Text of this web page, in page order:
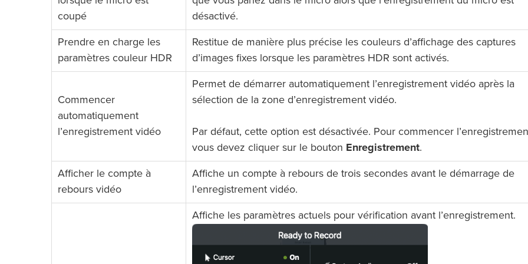
coupé
désactivé.
Prendre en charge les
paramètres couleur HDR
Restitue de manière plus précise les couleurs d’affichage des captures
d’images fixes lorsque les paramètres HDR sont activés.
Commencer
automatiquement
l’enregistrement vidéo
Permet de démarrer automatiquement l’enregistrement vidéo après la
sélection de la zone d’enregistrement vidéo.
Par défaut, cette option est désactivée. Pour commencer
vous devez cliquer sur le bouton Enregistrement.
Afficher le compte à
rebours vidéo
Affiche un compte à rebours de trois secondes avant le démarrage de
l’enregistrement vidéo.
Affiche les paramètres actuels pour vérification avant l’enregistrement.